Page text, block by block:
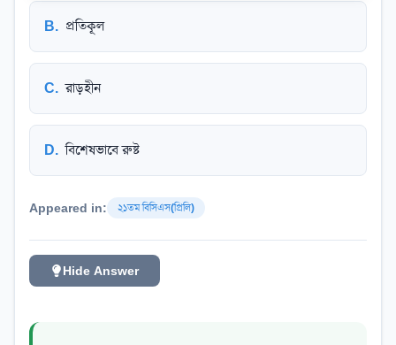
B. প্রতিকূল
C. রাড়হীন
D. বিশেষভাবে রুষ্ট
Appeared in: ২১তম বিসিএস(প্রিলি)
Hide Answer